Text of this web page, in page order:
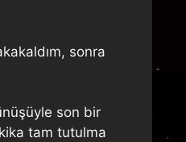
sonra
son bir
tam tutulma